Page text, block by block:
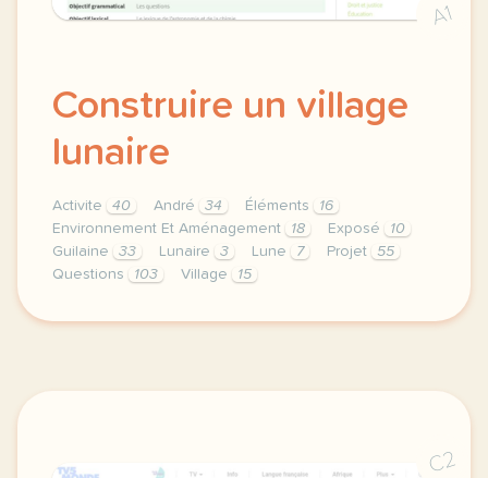
A1
Construire un village
lunaire
Activite 40 André 34 Éléments
16
Environnement Et Aménagement
18 Exposé
10
Guilaine
33 Lunaire 3 Lune 7 Projet
55
Questions
103 Village 15
theme environnement et amenagement duree
C2